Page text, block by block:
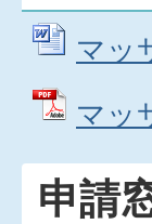
マッ
マッ
申請